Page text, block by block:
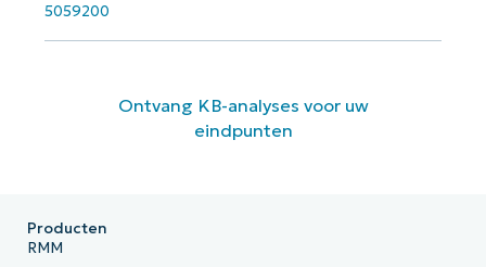
5059200
Ontvang KB-analyses voor uw
eindpunten
Producten
RMM